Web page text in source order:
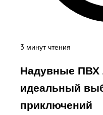
3 минут чтения
Надувные ПВХ
идеальный
приключений